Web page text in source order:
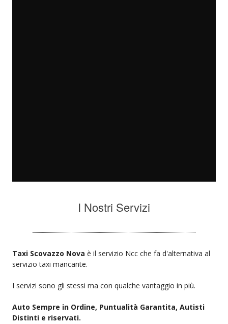
I Nostri Servizi
Taxi Scovazzo Nova è il servizio Ncc che fa d'alternativa al
servizio taxi mancante.
I servizi sono gli stessi ma con qualche vantaggio in più.
Auto Sempre in Ordine, Puntualità Garantita, Autisti
Distinti e riservati.